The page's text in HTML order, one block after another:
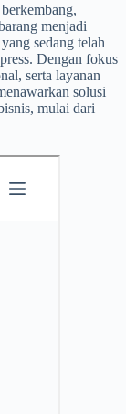
menjadi
sedang telah
Dengan fokus
serta layanan
solusi
mulai dari